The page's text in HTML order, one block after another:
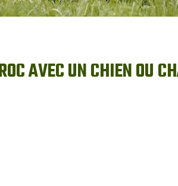
AVEC UN CHIEN OU